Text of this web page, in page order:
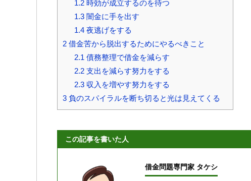
1.2時効が成立するのを待つ
1.3闇金に手を出す
1.4夜逃げをする
2 借金苦から脱出するためにやるべきこと
2.1 債務整理で借金を減らす
2.2支出を減らす努力をする
2.3収入を増やす努力をする
3 負のスパイラルを断ち切ると光は見えてくる
この記事を書いた人
借金問題専門家 タケシ